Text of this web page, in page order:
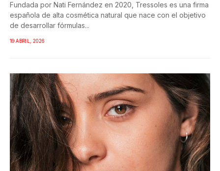
Fundada por Nati Fernández en 2020, Tressoles es una firma
española de alta cosmética natural que nace con el objetivo
de desarrollar fórmulas...
19 ABRIL, 2026